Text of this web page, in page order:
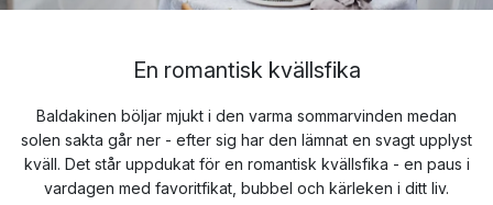
En romantisk kvällsfika
Baldakinen böljar mjukt i den varma sommarvinden medan
solen sakta går ner - efter sig har den lämnat en svagt upplyst
kväll. Det står uppdukat för en romantisk kvällsfika - en paus i
vardagen med favoritfikat, bubbel och kärleken i ditt liv.